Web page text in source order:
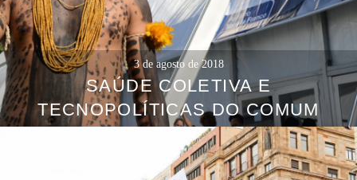
3 de agosto de 2018
SAÚDE COLETIVA E
TECNOPOLÍTICAS DO COMUM